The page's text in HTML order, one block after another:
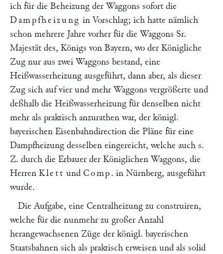
ich für die Beheizung der Waggons sofort die
Dampfheizung in Vorschlag; ich hatte nämlich
schon mehrere Jahre vorher für die Waggons Sr.
Majestät des, Königs von Bayern, wo der Königliche
Zug nur aus zwei Waggons bestand, eine
Heißwasserheizung ausgeführt, dann aber, als dieser
Zug sich auf vier und mehr Waggons vergrößerte und
deßhalb die Heißwasserheizung für denselben nicht
mehr als praktisch anzurathen war, der königl.
bayerischen Eisenbahndirection die Pläne für eine
Dampfheizung desselben eingereicht, welche auch s.
Z. durch die Erbauer der Königlichen Waggons, die
Herren Klett undComp . in Nürnberg, ausgeführt
wurde.
Die Aufgabe, eine Centralheizung zu construiren,
welche für die nunmehr zu großer Anzahl
herangewachsenen Züge der königl. bayerischen
Staatsbahnen sich als praktisch erweisen und als solid